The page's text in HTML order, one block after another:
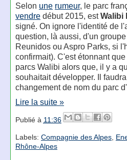
Selon une rumeur, le parc
vendredébut 2015, estWalibi
signé. On ignore l'identité de
question, là aussi, d'un
Reunidos ou Aspro Parks, si
confirmait). C'est étonnant
parcs Walibi alors que, il y a
souhaitait développer. Il
changement de nom du parc
Lire la suite »
Publié à 11:36
Labels: Compagnie des Alpes,
Rhône-Alpes